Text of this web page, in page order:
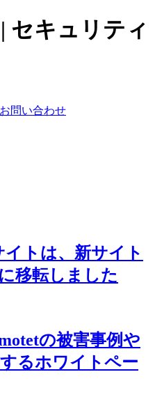
セキュリティ
お問い合わせ
トは、新サイト
移転しました
の被害事例や
るホワイトペー